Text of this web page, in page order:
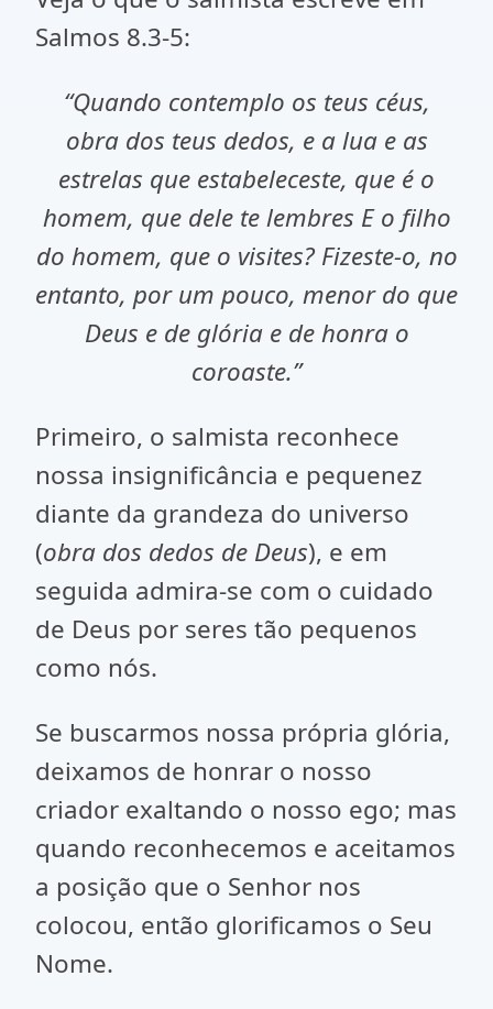
Salmos 8.3-5:
“Quando contemplo os teus céus,
obra dos teus dedos, e a lua e as
estrelas que estabeleceste, que é o
homem, que dele te lembres E o filho
do homem, que o visites? Fizeste-o, no
entanto, por um pouco, menor do que
Deus e de glória e de honra o
coroaste.”
Primeiro, o salmista reconhece
nossa insignificância e pequenez
diante da grandeza do universo
(obra dos dedos de Deus), e em
seguida admira-se com o cuidado
de Deus por seres tão pequenos
como nós.
Se buscarmos nossa própria glória,
deixamos de honrar o nosso
criador exaltando o nosso ego; mas
quando reconhecemos e aceitamos
a posição que o Senhor nos
colocou, então glorificamos o Seu
Nome.